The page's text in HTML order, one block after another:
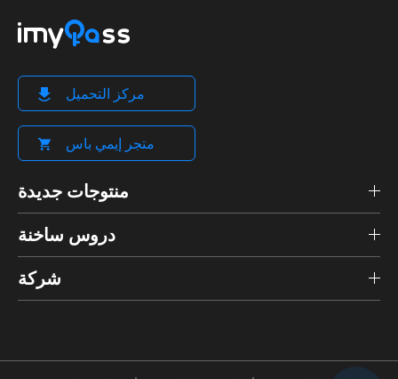
مركز التحميل
متجر إيمي باس
منتوجات جديدة
دروس ساخنة
شركة